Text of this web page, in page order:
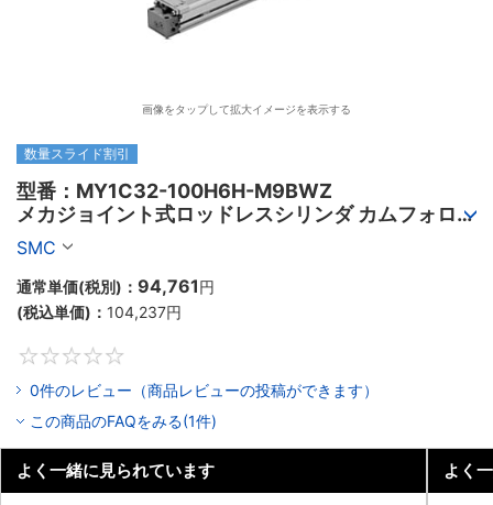
画像をタップして拡大イメージを表示する
数量スライド割引
型番：MY1C32-100H6H-M9BWZ
メカジョイント式ロッドレスシリンダ カムフォロア
ガイド形 MY1Cシリーズ
SMC
通常単価(税別)： 94,761円
(税込単価)： 104,237円
0件のレビュー（商品レビューの投稿ができます）
この商品のFAQをみる(1件)
よく一緒に見られています よく